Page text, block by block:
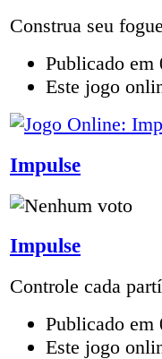
Construa seu
Publicado em
Este jogo
Impulse
Impulse
Controle cada
Publicado em
Este jogo